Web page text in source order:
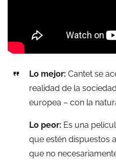
Lo mejor: Cantet se
realidad de la
europea – con la
Lo peor: Es una
que estén dispuestos
que no